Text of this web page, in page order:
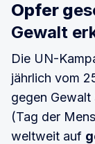
Opfer g
Gewalt
Die UN-
jährlich vom
gegen Gewalt
(Tag der
weltweit auf